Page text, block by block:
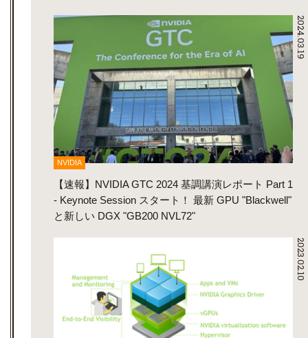
2024.03.19
NVIDIA
【速報】NVIDIA GTC 2024 基調講演レポート Part 1
- Keynote Session スタート！ 最新 GPU "Blackwell"
と新しい DGX "GB200 NVL72"
2023.02.10